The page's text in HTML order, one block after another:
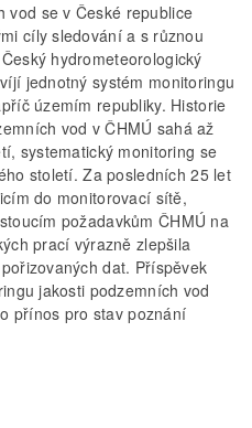
vod se v České republice
cíly sledování a s různou
hydrometeorologický
jednotný systém monitoringu
územím republiky. Historie
vod v ČHMÚ sahá až
systematický monitoring se
století. Za posledních 25 let
do monitorovací sítě,
požadavkům ČHMÚ na
prací výrazně zlepšila
dat. Příspěvek
jakosti podzemních vod
přínos pro stav poznání